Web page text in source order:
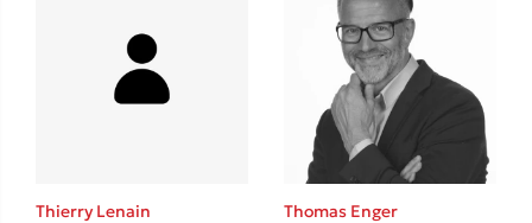
Η μέθοδος Αφήστε τους
Thierry Lenain Thomas Enger